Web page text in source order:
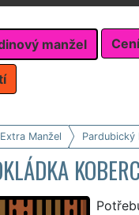
manžel
Extra Manžel Pardubický